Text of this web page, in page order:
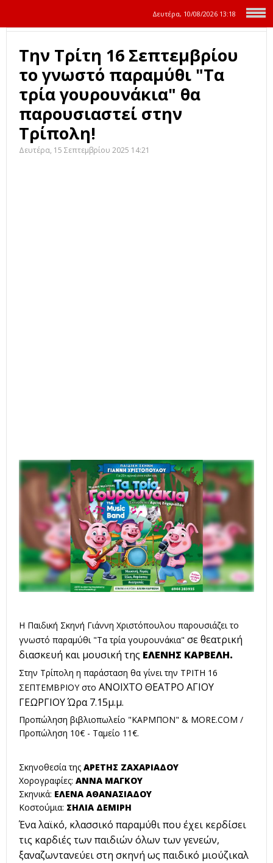
Δευτέρα, 10/08/2026 13:18
Την Τρίτη 16 Σεπτεμβρίου
το γνωστό παραμύθι "Τα
τρία γουρουνάκια" θα
παρουσιαστεί στην
Τρίπολη!
Δευτέρα, 15 Σεπτεμβρίου 2025 14:21
Η Παιδική Σκηνή Γιάννη Χριστόπουλου παρουσιάζει το
γνωστό παραμύθι "Τα τρία γουρουνάκια" σε θεατρική
διασκευή και μουσική της ΕΛΕΝΗΣ ΚΑΡΒΕΛΗ.
Στην Τρίπολη η παράσταση θα γίνει την ΤΡΙΤΗ 16
ΣΕΠΤΕΜΒΡΙΟΥ στο ΑΝΟΙΧΤΟ ΘΕΑΤΡΟ ΑΓΙΟΥ
ΓΕΩΡΓΙΟΥ Ώρα 7.15μ.μ.
Προπώληση βιβλιοπωλείο "ΚΑΡΜΠΟΝ" & MORE.COM /
Προπώληση 10€ - Ταμείο 11€.
Σκηνοθεσία της ΑΡΕΤΗΣ ΖΑΧΑΡΙΑΔΟΥ
Χορογραφίες: ΑΝΝΑ ΜΑΓΚΟΥ
Σκηνικά: ΕΛΕΝΑ ΑΘΑΝΑΣΙΑΔΟΥ
Κοστούμια: ΣΗΛΙΑ ΔΕΜΙΡΗ
Ένα λαϊκό, κλασσικό παραμύθι που έχει κερδίσει
τις καρδιές των παιδιών όλων των γενεών,
ξαναζωντανεύει στη σκηνή ως παιδικό μιούζικαλ